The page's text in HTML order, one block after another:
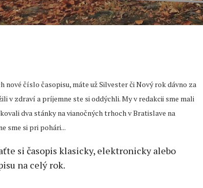
číslo časopisu, máte už Silvester či Nový rok dávno za
v zdraví a príjemne ste si oddýchli. My v redakcii sme mali
dva stánky na vianočných trhoch v Bratislave na
sme si pri pohári...
si časopis klasicky, elektronicky alebo
na celý rok.